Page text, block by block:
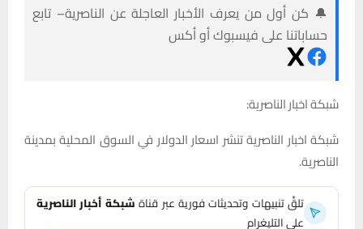
🔔 كن أول من يعرف الأخبار العاجلة عن الناصرية– تابع
حساباتنا على فيسبوك أو أكس
شبكة اخبار الناصرية:
شبكة اخبار الناصرية تنشر اسعار الدولار في السوق المحلية بمدينة
الناصرية.
تلقَّ تنبيهات وتحديثات فورية عبر قناةشبكة أخبار الناصرية
على التليغرام